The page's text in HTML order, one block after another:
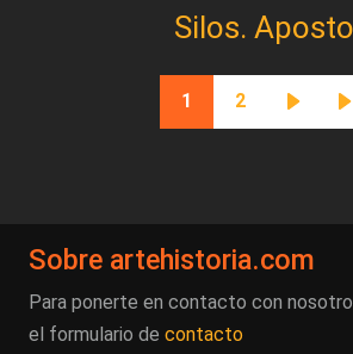
Silos.
Página actual
1
Página
2
Sobre artehistoria.com
Para ponerte en contacto con
el formulario de contacto